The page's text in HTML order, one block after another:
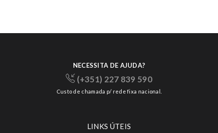
NECESSITA DE AJUDA?
(+351) 227 839 590
Custo de chamada p/ rede fixa nacional.
LINKS ÚTEIS